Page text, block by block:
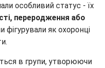
особливий статус - їх
переродження або
фігурували як охоронці
в групи, утворюючи